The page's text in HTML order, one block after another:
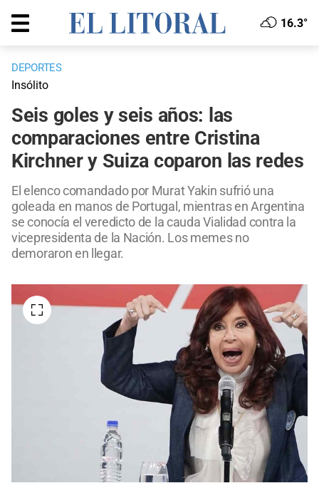
16.3°
DEPORTES
Insólito
Seis goles y seis años: las
comparaciones entre Cristina
Kirchner y Suiza coparon las redes
El elenco comandado por Murat Yakin sufrió una
goleada en manos de Portugal, mientras en Argentina
se conocía el veredicto de la cauda Vialidad contra la
vicepresidenta de la Nación. Los memes no
demoraron en llegar.